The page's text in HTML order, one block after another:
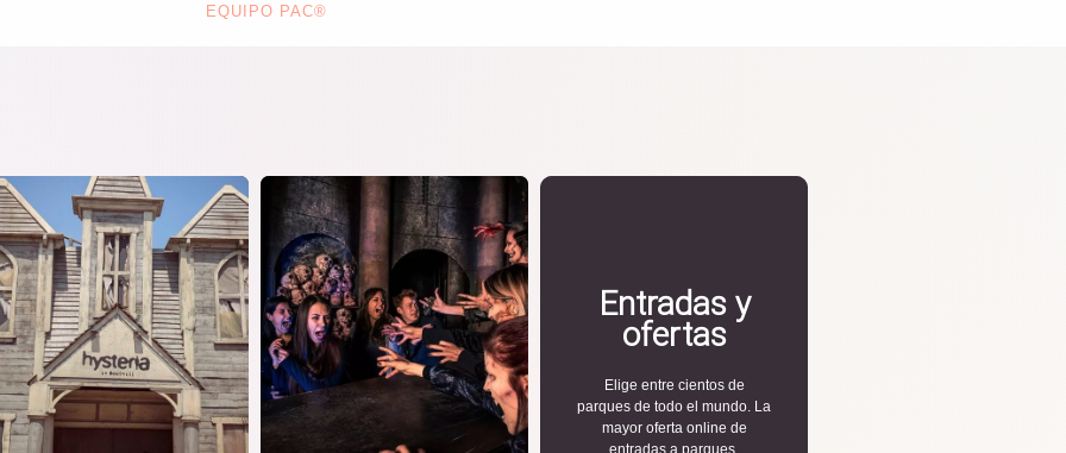
EQUIPO PAC®
Entradas y
ofertas
Elige entre cientos de
parques de todo el mundo. La
mayor oferta online de
entradas a parques.